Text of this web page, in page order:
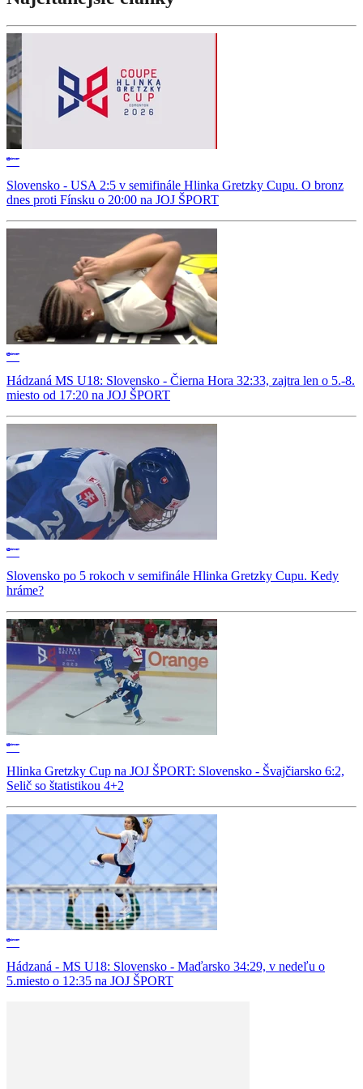
Slovensko - USA 2:5 v semifinále Hlinka Gretzky Cupu. O bronz
dnes proti Fínsku o 20:00 na JOJ ŠPORT
Hádzaná MS U18: Slovensko - Čierna Hora 32:33, zajtra len o 5.-8.
miesto od 17:20 na JOJ ŠPORT
Slovensko po 5 rokoch v semifinále Hlinka Gretzky Cupu. Kedy
hráme?
Hlinka Gretzky Cup na JOJ ŠPORT: Slovensko - Švajčiarsko 6:2,
Selič so štatistikou 4+2
Hádzaná - MS U18: Slovensko - Maďarsko 34:29, v nedeľu o
5.miesto o 12:35 na JOJ ŠPORT